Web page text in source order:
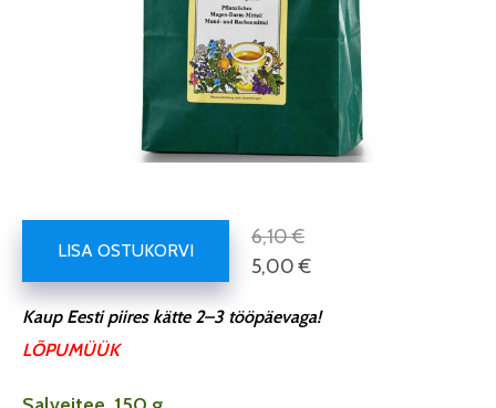
LISA OSTUKORVI
6,10 €
5,00 €
Kaup Eesti piires kätte 2–3 tööpäevaga!
LÕPUMÜÜK